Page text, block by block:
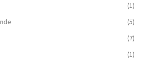
(1)
(5)
(7)
(1)